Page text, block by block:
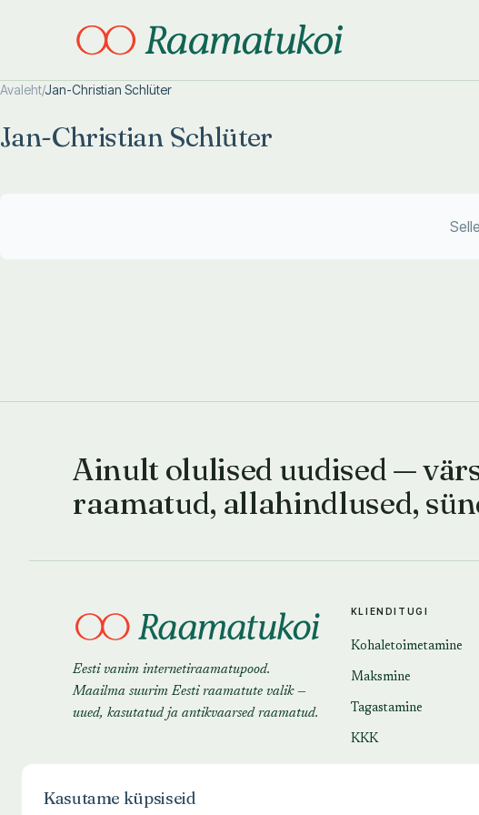
Avaleht/Jan-Christian Schlüter
Jan-Christian Schlüter
Ainult olulised uudised —
raamatud, allahindlused,
Eesti vanim internetiraamatupood.
Maailma suurim Eesti raamatute valik —
uued, kasutatud ja antikvaarsed raamatud.
KLIENDITUGI
Kohaletoimetamine
Maksmine
Tagastamine
KKK
Kasutame küpsiseid